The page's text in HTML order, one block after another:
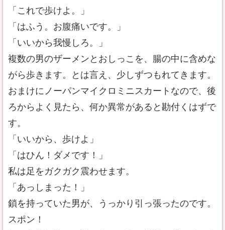
「これで歩けよ。」
「はふう。お腹痛いです。」
「いいから我慢しろ。」
複数の男のザーメンとおしっこを、腸の中に含めな
がら歩きます。とは言え、少しずつもれてきます。
おまけにノーパンマイクロミニスカートなので、後
ろからよく見たら、何か異常があると勘付くはずで
す。
「いいから、歩けよ」
「はひん！ダメです！」
私は足をガクガク震わせます。
「あっしまった！」
鎖を持っていた男が、うっかり引っ張ったのです。
スポン！